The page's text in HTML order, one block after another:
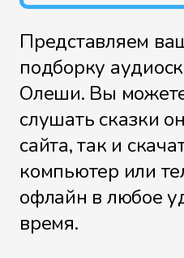
Представляем
подборку
Олеши. Вы
слушать сказки
сайта, так и
компьютер или
офлайн в любое
время.